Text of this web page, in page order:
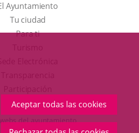
Aceptar todas las cookies
Ayuntamiento
Tu ciudad
Para ti
en
una
ventana
aplicación
externa.
del ayuntamiento